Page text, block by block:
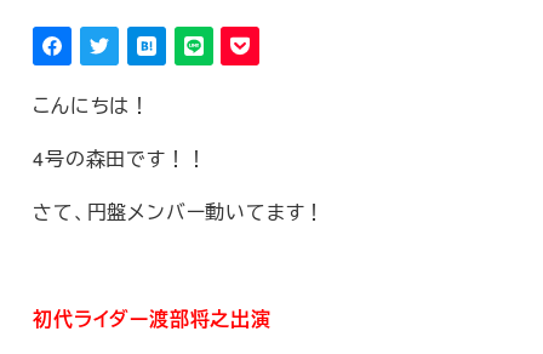
こんにちは！
4号の森田です！！
さて、円盤メンバー動いてます！
初代ライダー渡部将之出演